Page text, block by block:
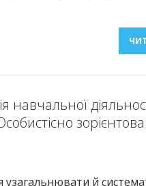
навчальної
й